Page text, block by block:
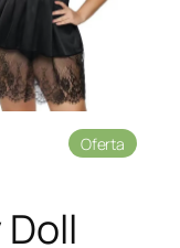
Oferta
r